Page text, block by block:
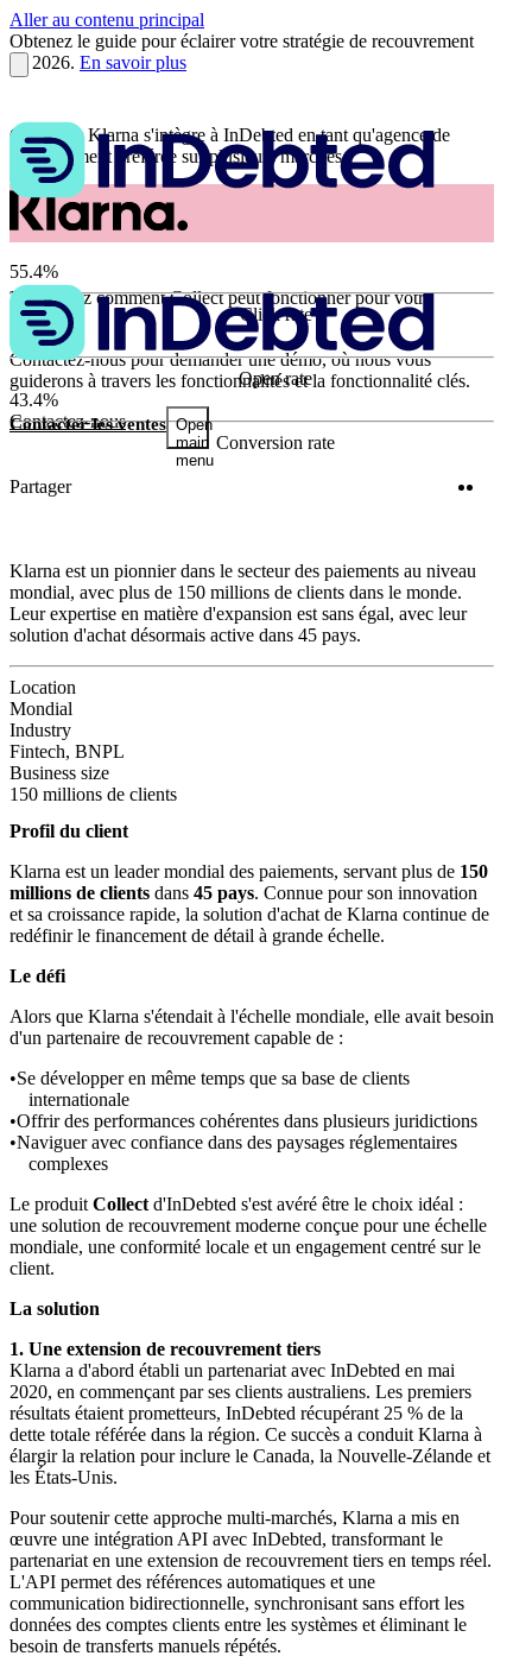
Aller au contenu principal
Obtenez le guide pour éclairer votre stratégie de recouvrement
en 2026. En savoir plus
Contacter les ventes Open
main
menu
Comment Klarna s'intègre à InDebted en tant qu'agence de
recouvrement préférée sur plusieurs marchés
55.4%
Click rate
63.9%
Open rate
43.4%
Conversion rate
Klarna est un pionnier dans le secteur des paiements au niveau
mondial, avec plus de 150 millions de clients dans le monde.
Leur expertise en matière d'expansion est sans égal, avec leur
solution d'achat désormais active dans 45 pays.
Location
Mondial
Industry
Fintech, BNPL
Business size
150 millions de clients
Profil du client
Klarna est un leader mondial des paiements, servant plus de 150
millions de clients dans 45 pays. Connue pour son innovation
et sa croissance rapide, la solution d'achat de Klarna continue de
redéfinir le financement de détail à grande échelle.
Le défi
Alors que Klarna s'étendait à l'échelle mondiale, elle avait besoin
d'un partenaire de recouvrement capable de :
Se développer en même temps que sa base de clients
internationale
Offrir des performances cohérentes dans plusieurs juridictions
Naviguer avec confiance dans des paysages réglementaires
complexes
Le produit Collect d'InDebted s'est avéré être le choix idéal :
une solution de recouvrement moderne conçue pour une échelle
mondiale, une conformité locale et un engagement centré sur le
client.
La solution
1. Une extension de recouvrement tiers
Klarna a d'abord établi un partenariat avec InDebted en mai
2020, en commençant par ses clients australiens. Les premiers
résultats étaient prometteurs, InDebted récupérant 25 % de la
dette totale référée dans la région. Ce succès a conduit Klarna à
élargir la relation pour inclure le Canada, la Nouvelle-Zélande et
les États-Unis.
Pour soutenir cette approche multi-marchés, Klarna a mis en
œuvre une intégration API avec InDebted, transformant le
partenariat en une extension de recouvrement tiers en temps réel.
L'API permet des références automatiques et une
communication bidirectionnelle, synchronisant sans effort les
données des comptes clients entre les systèmes et éliminant le
besoin de transferts manuels répétés.
Découvrez comment Collect peut fonctionner pour votre
entreprise
Contactez-nous pour demander une démo, où nous vous
guiderons à travers les fonctionnalités et la fonctionnalité clés.
Contactez-nous
Partager